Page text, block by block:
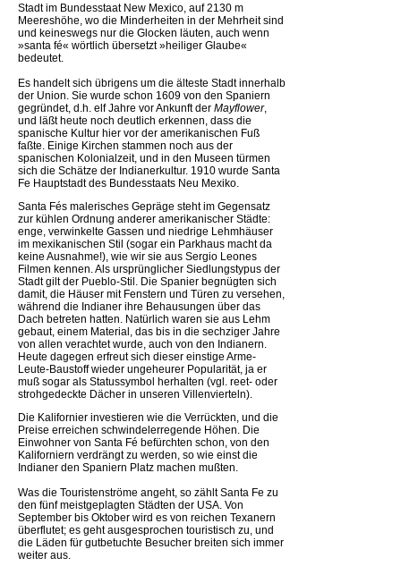
Stadt im Bundesstaat New Mexico, auf 2130 m
Meereshöhe, wo die Minderheiten in der Mehrheit sind
und keineswegs nur die Glocken läuten, auch wenn
»santa fé« wörtlich übersetzt »heiliger Glaube«
bedeutet.
Es handelt sich übrigens um die älteste Stadt innerhalb
der Union. Sie wurde schon 1609 von den Spaniern
gegründet, d.h. elf Jahre vor Ankunft der Mayflower,
und läßt heute noch deutlich erkennen, dass die
spanische Kultur hier vor der amerikanischen Fuß
faßte. Einige Kirchen stammen noch aus der
spanischen Kolonialzeit, und in den Museen türmen
sich die Schätze der Indianerkultur. 1910 wurde Santa
Fe Hauptstadt des Bundesstaats Neu Mexiko.
Santa Fés malerisches Gepräge steht im Gegensatz
zur kühlen Ordnung anderer amerikanischer Städte:
enge, verwinkelte Gassen und niedrige Lehmhäuser
im mexikanischen Stil (sogar ein Parkhaus macht da
keine Ausnahme!), wie wir sie aus Sergio Leones
Filmen kennen. Als ursprünglicher Siedlungstypus der
Stadt gilt der Pueblo-Stil. Die Spanier begnügten sich
damit, die Häuser mit Fenstern und Türen zu versehen,
während die Indianer ihre Behausungen über das
Dach betreten hatten. Natürlich waren sie aus Lehm
gebaut, einem Material, das bis in die sechziger Jahre
von allen verachtet wurde, auch von den Indianern.
Heute dagegen erfreut sich dieser einstige Arme-
Leute-Baustoff wieder ungeheurer Popularität, ja er
muß sogar als Statussymbol herhalten (vgl. reet- oder
strohgedeckte Dächer in unseren Villenvierteln).
Die Kalifornier investieren wie die Verrückten, und die
Preise erreichen schwindelerregende Höhen. Die
Einwohner von Santa Fé befürchten schon, von den
Kaliforniern verdrängt zu werden, so wie einst die
Indianer den Spaniern Platz machen mußten.
Was die Touristenströme angeht, so zählt Santa Fe zu
den fünf meistgeplagten Städten der USA. Von
September bis Oktober wird es von reichen Texanern
überflutet; es geht ausgesprochen touristisch zu, und
die Läden für gutbetuchte Besucher breiten sich immer
weiter aus.